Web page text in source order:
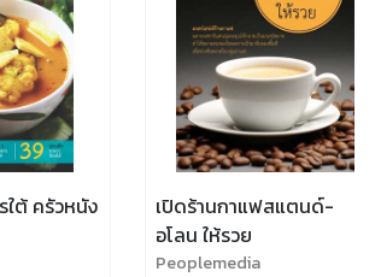
ใต้ ครัวหนัง
เปิดร้านกาแฟสแตนด์-
อโลน ให้รวย
Peoplemedia